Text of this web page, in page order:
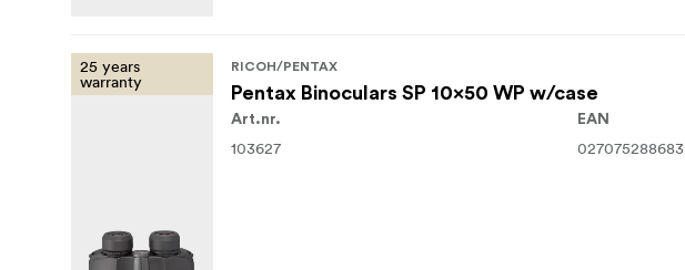
25 years
warranty
RICOH/PENTAX
Pentax Binoculars SP 10x50 WP w/case
Art.nr.
103627
EAN
027075288683